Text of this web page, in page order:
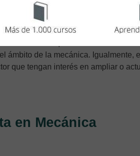
esta materia para acceder a uno de
ámbito de la mecánica. Igualmente, el
que tengan interés en ampliar o
en Mecánica